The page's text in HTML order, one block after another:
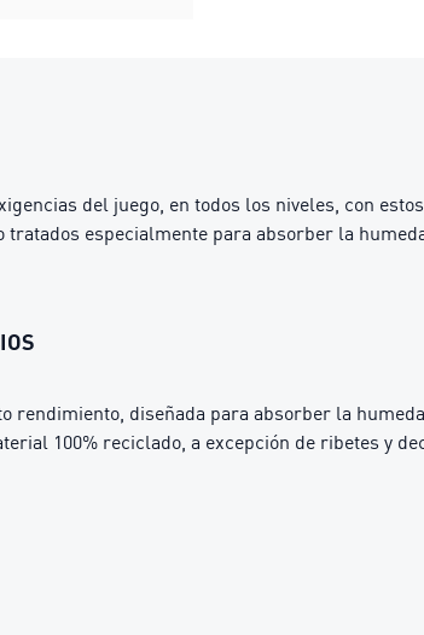
del juego, en todos los niveles, con
tratados especialmente para absorber la
rendimiento, diseñada para absorber la
100% reciclado, a excepción de ribetes y